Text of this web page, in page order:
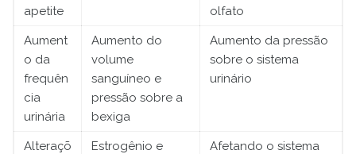
apetite
olfato
Aument
o da
frequên
cia
urinária
Aumento do
volume
sanguíneo e
pressão sobre a
bexiga
Aumento da pressão
sobre o sistema
urinário
Alteraçõ
Estrogênio e
Afetando o sistema